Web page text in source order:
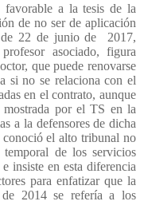
favorable a la tesis de la
de no ser de aplicación
22 de junio de
2017,
asociado, figura
que puede renovarse
si no se relaciona con el
en el contrato, aunque
por el TS en la
a la defensores de dicha
conoció el alto tribunal no
temporal de los servicios
insiste en esta diferencia
para enfatizar que la
2014 se refería a los